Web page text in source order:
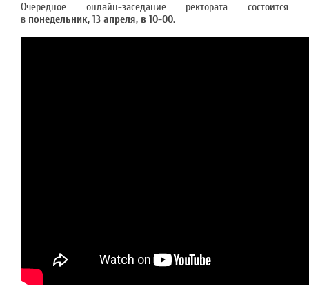
Очередное онлайн-заседание ректората состоится
в понедельник, 13 апреля, в 10-00.